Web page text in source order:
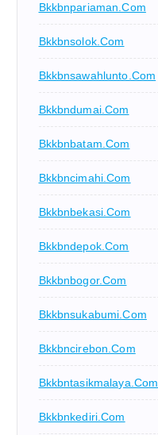
Bkkbnpariaman.com
Bkkbnsolok.com
Bkkbnsawahlunto.com
Bkkbndumai.com
Bkkbnbatam.com
Bkkbncimahi.com
Bkkbnbekasi.com
Bkkbndepok.com
Bkkbnbogor.com
Bkkbnsukabumi.com
Bkkbncirebon.com
Bkkbntasikmalaya.com
Bkkbnkediri.com